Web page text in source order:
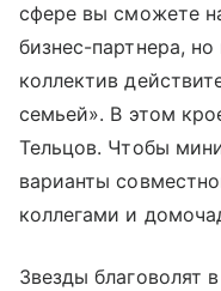
сфере вы сможете
бизнес-партнера,
коллектив
семьей». В этом
Тельцов. Чтобы
варианты
коллегами и
Звезды благоволят